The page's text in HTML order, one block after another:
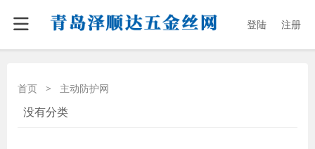
登陆 注册
首页 > 主动防护网
没有分类